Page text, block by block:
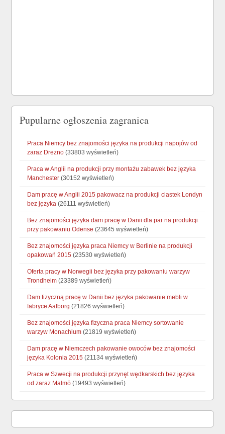
Pupularne ogłoszenia zagranica
Praca Niemcy bez znajomości języka na produkcji napojów od
zaraz Drezno (33803 wyświetleń)
Praca w Anglii na produkcji przy montażu zabawek bez języka
Manchester (30152 wyświetleń)
Dam pracę w Anglii 2015 pakowacz na produkcji ciastek Londyn
bez języka (26111 wyświetleń)
Bez znajomości języka dam pracę w Danii dla par na produkcji
przy pakowaniu Odense (23645 wyświetleń)
Bez znajomości języka praca Niemcy w Berlinie na produkcji
opakowań 2015 (23530 wyświetleń)
Oferta pracy w Norwegii bez języka przy pakowaniu warzyw
Trondheim (23389 wyświetleń)
Dam fizyczną pracę w Danii bez języka pakowanie mebli w
fabryce Aalborg (21826 wyświetleń)
Bez znajomości języka fizyczna praca Niemcy sortowanie
warzyw Monachium (21819 wyświetleń)
Dam pracę w Niemczech pakowanie owoców bez znajomości
języka Kolonia 2015 (21134 wyświetleń)
Praca w Szwecji na produkcji przynęt wędkarskich bez języka
od zaraz Malmö (19493 wyświetleń)